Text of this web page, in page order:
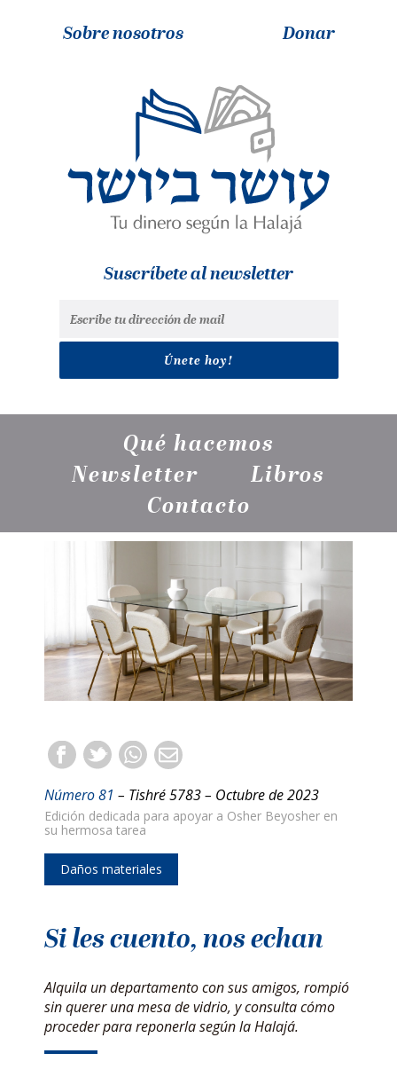
Sobre nosotros Donar
Suscríbete al newsletter
Qué hacemos
Newsletter
Libros
Contacto
Número 81 – Tishré 5783 – Octubre de 2023
Edición dedicada para apoyar a Osher Beyosher en
su hermosa tarea
Daños materiales
Si les cuento, nos echan
Alquila un departamento con sus amigos, rompió
sin querer una mesa de vidrio, y consulta cómo
proceder para reponerla según la Halajá.